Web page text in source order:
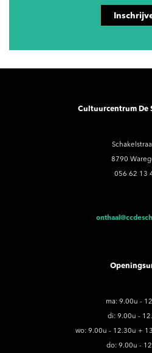
Cultuurcentrum De
8790
056 62 13
ma: 9.00u -
di: 9.00u -
wo: 9.00u - 12.30u +
do: 9.00u -